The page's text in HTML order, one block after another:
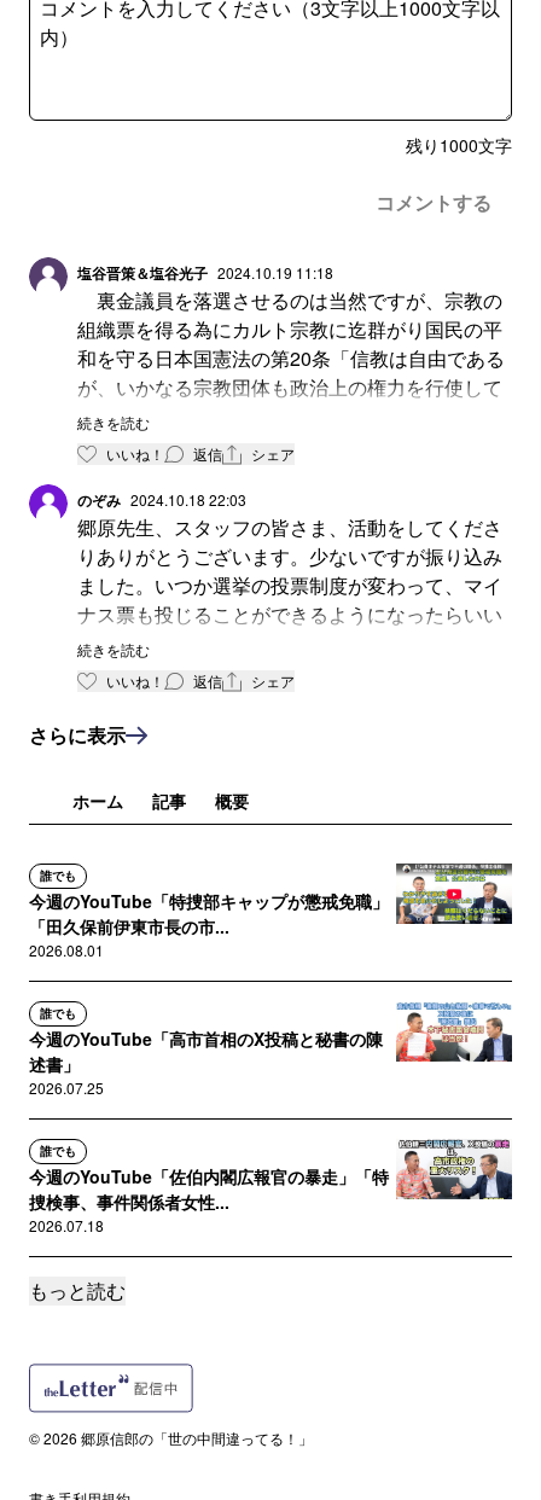
残り 1000文字
コメントする
塩谷晋策＆塩谷光子 2024.10.19 11:18
裏金議員を落選させるのは当然ですが、宗教の
組織票を得る為にカルト宗教に迄群がり国民の平
和を守る日本国憲法の第20条「信教は自由である
が、いかなる宗教団体も政治上の権力を行使して
はならない！」や、第９７～９９条の「天皇～国
会議員～裁判官その他公務員はこの憲法を遵守す
る義務がある！」も遵守せず3権分立も腐敗させ
ている政治家を先ず下野させましょう！
ましてや創価学会は、①海外6ヶ国でカルト宗
教と指定され②赤堀学会信者の悲惨な5歳児餓死
事件も起こし③きまぐれファイル、自由の砦、被
害者の会も有名で④今も正体を隠しSODｓ等の活
動で若者を騙し暗躍し学会系警官らと脅迫し若者
らの人生を台無しにする太田康子らは創価学会の
石破自民党総裁も早々に連立を組み与党に入れ
使させない様に落選させないと日本は反日反社会
的な宗教組織に乗っ取られ日本の若者は精神を冒
ます。
是非、憲法20条を遵守しないカルト票に迄群が
る小池都知事～石破総裁～石井公明党主～裏金議
を悪用され？小学生でもできる電話連絡も全く出
来ない程狂ってしまった利発で順風満帆だった子
供らを取り返し治療させたいと願っている創価学
会からの被害９９％の悲惨な生活を過ごしている
被害者家族です。郷原先生の力ならできるので、
よろしくお願い致します。
続きを読む
いいね！
返信 シェア
のぞみ 2024.10.18 22:03
郷原先生、スタッフの皆さま、活動をしてくださ
りありがとうございます。少ないですが振り込み
ました。いつか選挙の投票制度が変わって、マイ
ナス票も投じることができるようになったらいい
なとよく思いますが、実現は難しそうですね。
続きを読む
いいね！
返信 シェア
さらに表示
ホーム 記事 概要
誰でも
今週のYouTube「特捜部キャップが懲戒免職」
「田久保前伊東市長の市...
2026.08.01
誰でも
今週のYouTube「高市首相のX投稿と秘書の陳
述書」
2026.07.25
誰でも
今週のYouTube「佐伯内閣広報官の暴走」「特
捜検事、事件関係者女性...
2026.07.18
誰でも
2026.07.11
今週のYouTube「高市首相のあざとさ」
もっと読む
© 2026 郷原信郎の「世の中間違ってる！」